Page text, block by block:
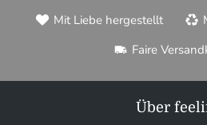
Mit Liebe hergestellt
Faire
Über